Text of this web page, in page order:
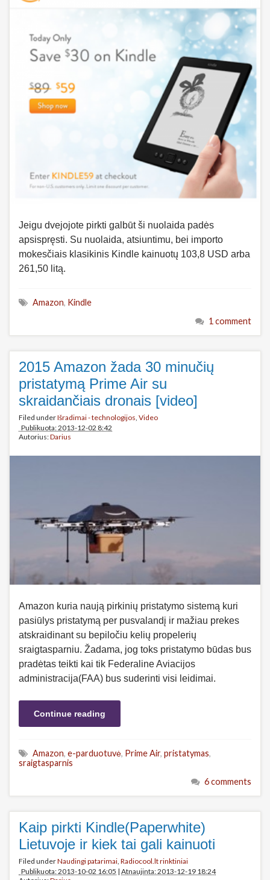
Jeigu dvejojote pirkti galbūt ši nuolaida padės
apsispręsti. Su nuolaida, atsiuntimu, bei importo
mokesčiais klasikinis Kindle kainuotų 103,8 USD arba
261,50 litą.
Amazon, Kindle
1 comment
2015 Amazon žada 30 minučių
pristatymą Prime Air su
skraidančiais dronais [video]
Filed underIšradimai - technologijos, Video
Publikuota: 2013-12-02 8:42
Autorius:Darius
Amazon kuria naują pirkinių pristatymo sistemą kuri
pasiūlys pristatymą per pusvalandį ir mažiau prekes
atskraidinant su bepiločiu kelių propelerių
sraigtasparniu. Žadama, jog toks pristatymo būdas bus
pradėtas teikti kai tik Federaline Aviacijos
administracija(FAA) bus suderinti visi leidimai.
Continue reading
Amazon, e-parduotuvė, Prime Air, pristatymas,
sraigtasparnis
6 comments
Kaip pirkti Kindle(Paperwhite)
Lietuvoje ir kiek tai gali kainuoti
Filed underNaudingi patarimai Radiocool.lt rinktiniai
Publikuota: 2013-10-02 16:05 | Atnaujinta: 2013-12-19 18:24